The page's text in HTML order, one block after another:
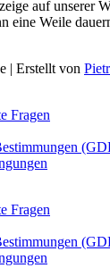
auf unserer
eine Weile
| Erstellt von
Fragen
Fragen